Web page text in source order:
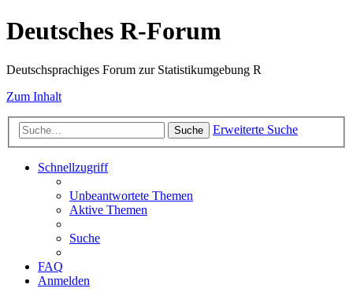
Deutsches R-Forum
Deutschsprachiges Forum zur Statistikumgebung R
Zum Inhalt
Suche Erweiterte Suche
Schnellzugriff
Unbeantwortete Themen
Aktive Themen
Suche
FAQ
Anmelden